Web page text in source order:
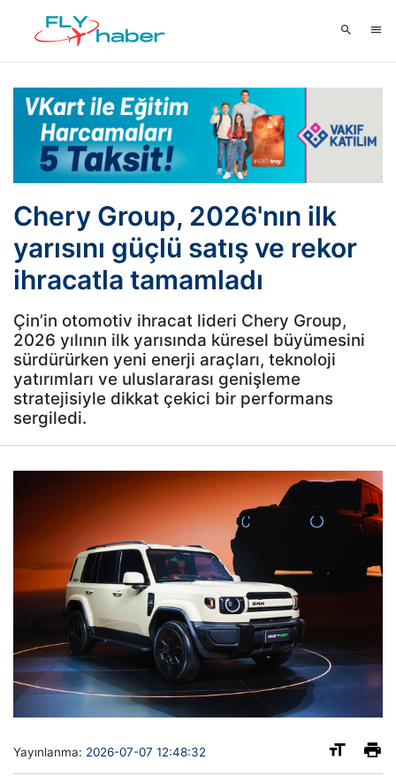
Chery Group, 2026'nın ilk
yarısını güçlü satış ve rekor
ihracatla tamamladı
Çin’in otomotiv ihracat lideri Chery Group,
2026 yılının ilk yarısında küresel büyümesini
sürdürürken yeni enerji araçları, teknoloji
yatırımları ve uluslararası genişleme
stratejisiyle dikkat çekici bir performans
sergiledi.
Yayınlanma: 2026-07-07 12:48:32